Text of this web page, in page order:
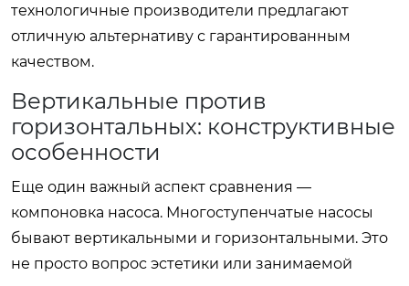
технологичные производители предлагают
отличную альтернативу с гарантированным
качеством.
Вертикальные против
горизонтальных: конструктивные
особенности
Еще один важный аспект сравнения —
компоновка насоса. Многоступенчатые насосы
бывают вертикальными и горизонтальными. Это
не просто вопрос эстетики или занимаемой